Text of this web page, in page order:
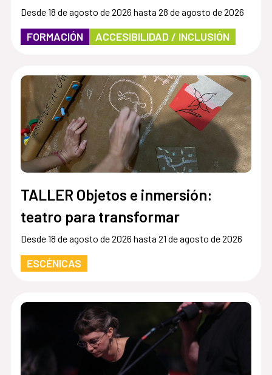
cultura inclusiva en museos,
instituciones y centros culturales”
Desde 18 de agosto de 2026 hasta 28 de agosto de 2026
FORMACIÓN ACCESIBILIDAD / INCLUSIÓN
TALLER Objetos e inmersión:
teatro para transformar
Desde 18 de agosto de 2026 hasta 21 de agosto de 2026
ESCÉNICAS